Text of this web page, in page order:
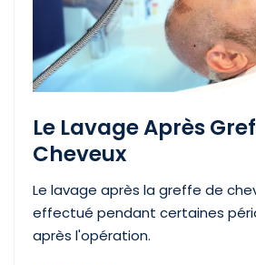
Le Lavage Après
Cheveux
Le lavage après la greffe de
effectué pendant certaines
après l'opération.